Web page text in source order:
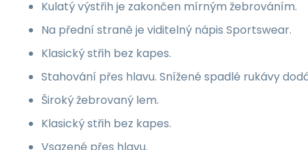
Kulatý výstřih je zakončen mírným žebrováním.
Na přední straně je viditelný nápis Sportswear.
Klasický střih bez kapes.
Stahování přes hlavu. Snížené spadlé rukávy
Široký žebrovaný lem.
Klasický střih bez kapes.
Vsazené přes hlavu.